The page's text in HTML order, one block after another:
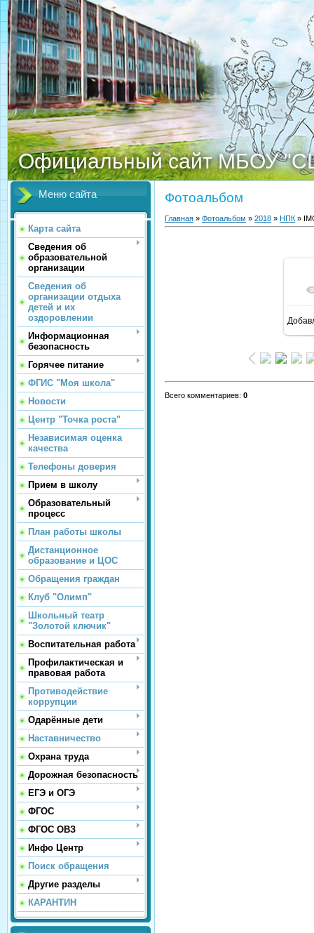
Официальный сайт МБОУ
Меню сайта
Карта сайта
Сведения об
образовательной
организации
Сведения об
организации отдыха
детей и их
оздоровлении
Информационная
безопасность
Горячее питание
ФГИС "Моя школа"
Новости
Центр "Точка роста"
Независимая оценка
качества
Телефоны доверия
Прием в школу
Образовательный
процесс
План работы школы
Дистанционное
образование и ЦОС
Обращения граждан
Клуб "Олимп"
Школьный театр
"Золотой ключик"
Воспитательная работа
Профилактическая и
правовая работа
Противодействие
коррупции
Одарённые дети
Наставничество
Охрана труда
Дорожная безопасность
ЕГЭ и ОГЭ
ФГОС
ФГОС ОВЗ
Инфо Центр
Поиск обращения
Другие разделы
КАРАНТИН
Фотоальбом
Главная » Фотоальбом » 2018 » НПК »
Всего комментариев: 0